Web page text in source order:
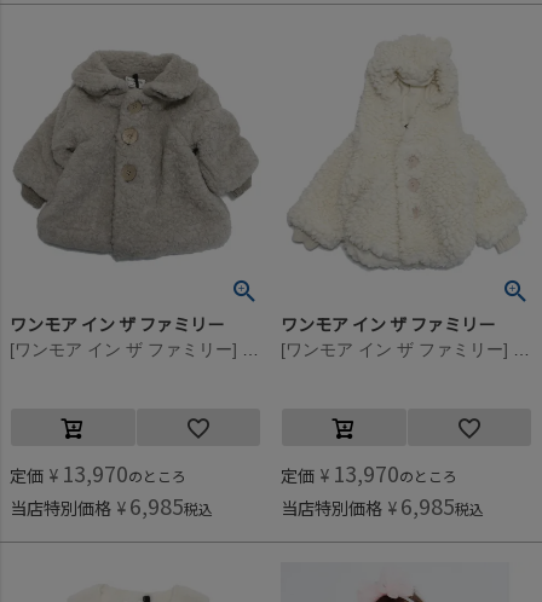
ワンモア イン ザ ファミリー
[ワンモア イン ザ ファミリー] NUNA(ボアアウター) トープ(108)
定価 ¥ 13,970のところ
当店特別価格 ¥ 6,985税込
ワンモア イン ザ ファミリー
[ワンモア イン ザ ファミリー] APOLLINE(耳付きボアジャケット) エクリュ(101)
定価 ¥ 13,970のところ
当店特別価格 ¥ 6,985税込